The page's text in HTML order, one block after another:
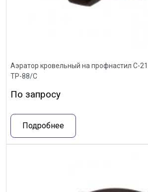
Аэратор кровельный на профнастил С-21
ТР-88/С
По запросу
Подробнее